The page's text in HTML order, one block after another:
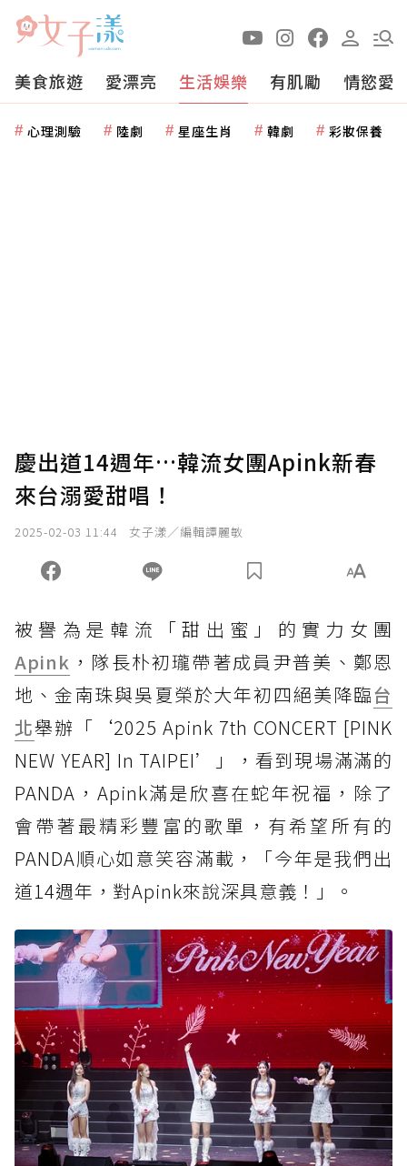
美食旅遊 愛漂亮 生活娛樂 有肌勵 情慾愛
心理測驗 陸劇 星座生肖 韓劇 彩妝保養
慶出道14週年…韓流女團Apink新春
來台溺愛甜唱！
2025-02-03 11:44 女子漾／編輯譚麗敏
被譽為是韓流「甜出蜜」的實力女團
Apink ，隊長朴初瓏帶著成員尹普美、鄭恩
地、金南珠與吳夏榮於大年初四絕美降臨台
北舉辦「‘2025 Apink 7th CONCERT [PINK
NEW YEAR] In TAIPEI’」，看到現場滿滿的
PANDA，Apink滿是欣喜在蛇年祝福，除了
會帶著最精彩豐富的歌單，有希望所有的
PANDA順心如意笑容滿載，「今年是我們出
道14週年，對Apink來說深具意義！」。